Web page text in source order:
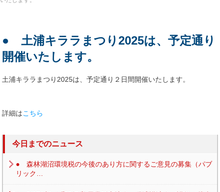
● 土浦キララまつり2025は、予定通り
開催いたします。
土浦キララまつり2025は、予定通り２日間開催いたします。
詳細はこちら
今日までのニュース
● 森林湖沼環境税の今後のあり方に関するご意見の募集（パブ
リック…